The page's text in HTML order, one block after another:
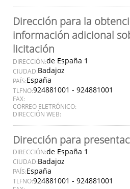
Dirección para la
información adicional
licitación
DIRECCIÓN:de España 1
CIUDAD:Badajoz
PAÍS:España
TLFNO:924881001 - 924881001
FAX:
CORREO ELETRÓNICO:
DIRECCIÓN WEB:
Dirección para
DIRECCIÓN:de España 1
CIUDAD:Badajoz
PAÍS:España
TLFNO:924881001 - 924881001